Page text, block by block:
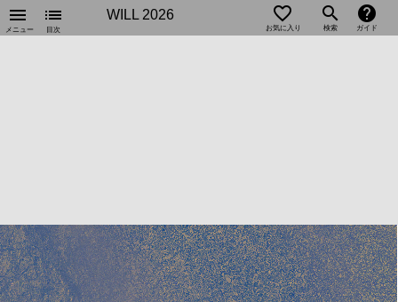
menu
メニュー
WILL 2026
list
目次
favorite_outline
お気に入り
search
検索
help
ガイド